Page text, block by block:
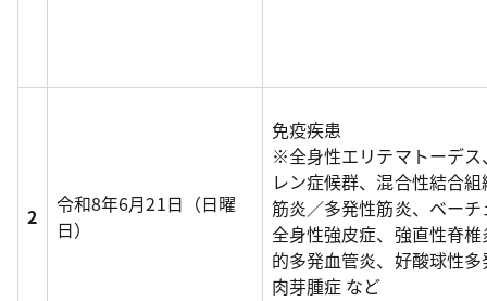
2
令和8年6月21日（日曜
日）
免疫疾患
※全身性エリテマトーデス
レン症候群、混合性結合
筋炎／多発性筋炎、ベー
全身性強皮症、強直性脊
的多発血管炎、好酸球性
肉芽腫症 など